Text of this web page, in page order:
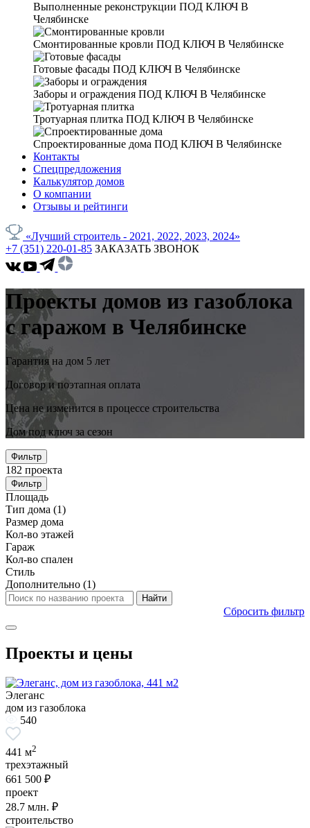
Выполненные реконструкции ПОД КЛЮЧ В
Челябинске
Смонтированные кровли ПОД КЛЮЧ В Челябинске
Готовые фасады ПОД КЛЮЧ В Челябинске
Заборы и ограждения ПОД КЛЮЧ В Челябинске
Тротуарная плитка ПОД КЛЮЧ В Челябинске
Спроектированные дома ПОД КЛЮЧ В Челябинске
Контакты
Спецпредложения
Калькулятор домов
О компании
Отзывы и рейтинги
«Лучший строитель - 2021, 2022, 2023, 2024»
+7 (351) 220-01-85 ЗАКАЗАТЬ ЗВОНОК
Проекты домов из газоблока
с гаражом в Челябинске
Гарантия на дом 5 лет
Договор и поэтапная оплата
Цена не изменится в процессе строительства
Дом под ключ за сезон
Фильтр
182 проекта
Фильтр
Площадь
Тип дома (1)
Размер дома
Кол-во этажей
Гараж
Кол-во спален
Стиль
Дополнительно (1)
Сбросить фильтр
Проекты и цены
Элеганс
дом из газоблока
540
441 м2
трехэтажный
661 500 ₽
проект
28.7 млн. ₽
строительство